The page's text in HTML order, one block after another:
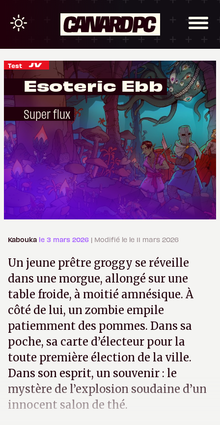
Test
Esoteric Ebb
Super flux
Kabouka le 3 mars 2026 | Modifié le le 11 mars 2026
Un jeune prêtre groggy se réveille
dans une morgue, allongé sur une
table froide, à moitié amnésique. À
côté de lui, un zombie empile
patiemment des pommes. Dans sa
poche, sa carte d’électeur pour la
toute première élection de la ville.
Dans son esprit, un souvenir : le
mystère de l’explosion soudaine d’un
innocent salon de thé.